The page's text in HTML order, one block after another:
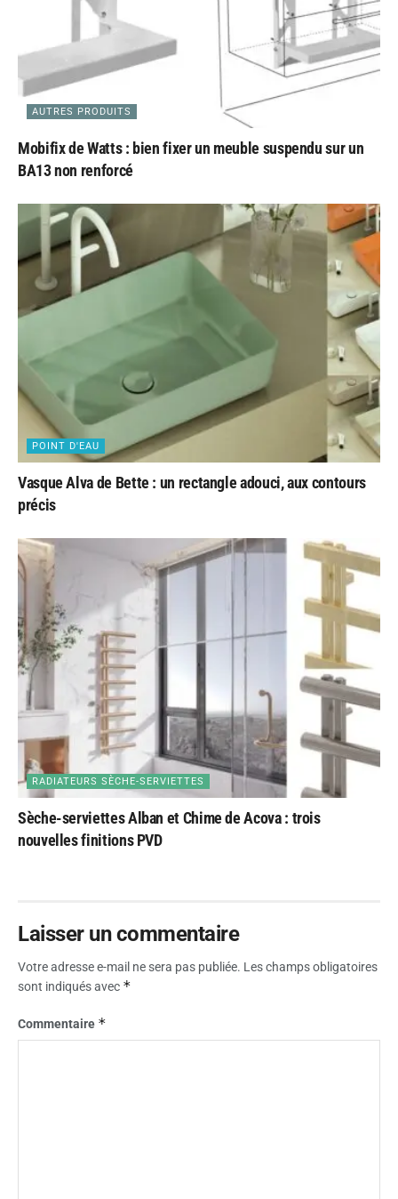
AUTRES PRODUITS
Mobifix de Watts : bien fixer un meuble suspendu sur un
BA13 non renforcé
POINT D'EAU
Vasque Alva de Bette : un rectangle adouci, aux contours
précis
RADIATEURS SÈCHE-SERVIETTES
Sèche-serviettes Alban et Chime de Acova : trois
nouvelles finitions PVD
Laisser un commentaire
Votre adresse e-mail ne sera pas publiée. Les champs obligatoires
sont indiqués avec *
Commentaire *